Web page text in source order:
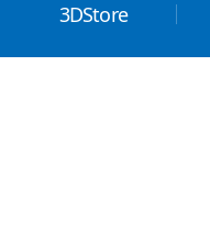
3DStore